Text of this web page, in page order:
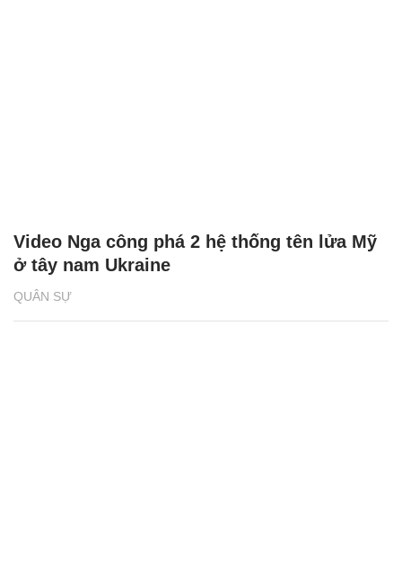
QUÂN SỰ
Video Nga công phá 2 hệ thống tên lửa Mỹ
ở tây nam Ukraine